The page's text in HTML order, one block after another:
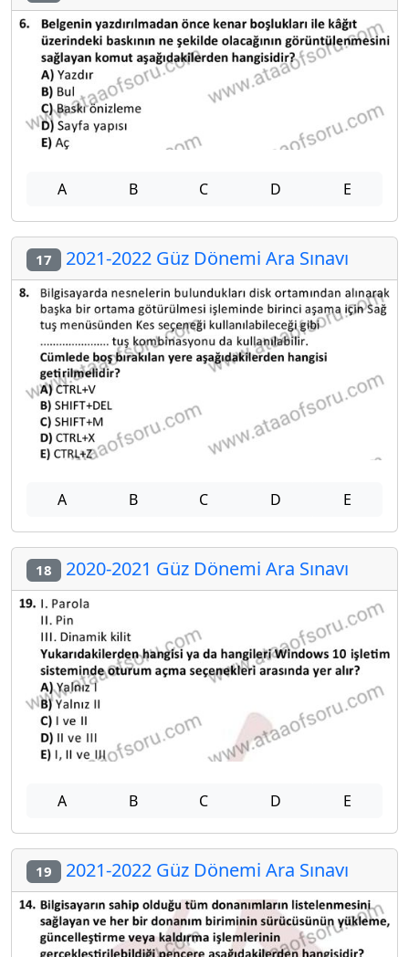
A B C D E
17 2021-2022 Güz Dönemi Ara Sınavı
A B C D E
18 2020-2021 Güz Dönemi Ara Sınavı
A B C D E
19 2021-2022 Güz Dönemi Ara Sınavı